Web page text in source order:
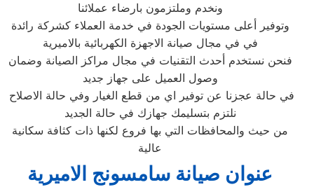
ونخدم وملتزمون بارضاء عملائنا
وتوفير أعلى مستويات الجودة في خدمة العملاء كشركة رائدة
في في مجال صيانة الاجهزة الكهربائية بالاميرية
فنحن نستخدم أحدث التقنيات في مجال مراكز الصيانة وضمان
وصول العميل على جهاز جديد
نلتزم بتسليمك جهازك في حالة الجديد
من حيث والمحافظات التي بها فروع لكنها ذات كثافة سكانية
عالية
عنوان صيانة سامسونج الاميرية